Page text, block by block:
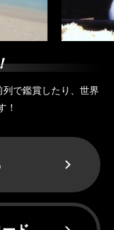
で鑑賞したり、世界
！